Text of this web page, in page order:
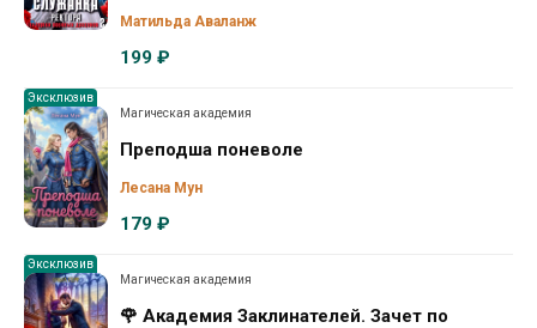
Матильда Аваланж
199 ₽
Эксклюзив
Магическая академия
Преподша поневоле
Лесана Мун
179 ₽
Эксклюзив
Магическая академия
🌹 Академия Заклинателей. Зачет по